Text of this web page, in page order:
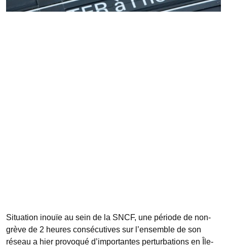
Situation inouïe au sein de la SNCF, une période de non-
grève de 2 heures consécutives sur l’ensemble de son
réseau a hier provoqué d’importantes perturbations en Île-